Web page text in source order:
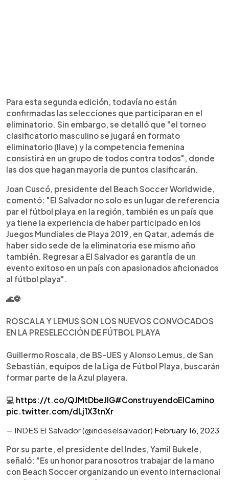
Para esta segunda edición, todavía no están
confirmadas las selecciones que participaran en el
eliminatorio. Sin embargo, se detalló que "el torneo
clasificatorio masculino se jugará en formato
eliminatorio (llave) y la competencia femenina
consistirá en un grupo de todos contra todos", donde
las dos que hagan mayoría de puntos clasificarán.
Joan Cuscó, presidente del Beach Soccer Worldwide,
comentó: "El Salvador no solo es un lugar de referencia
par el fútbol playa en la región, también es un país que
ya tiene la experiencia de haber participado en los
Juegos Mundiales de Playa 2019, en Qatar, además de
haber sido sede de la eliminatoria ese mismo año
también. Regresar a El Salvador es garantía de un
evento exitoso en un país con apasionados aficionados
al fútbol playa".
🌊⚽️
ROSCALA Y LEMUS SON LOS NUEVOS CONVOCADOS
EN LA PRESELECCIÓN DE FÚTBOL PLAYA
Guillermo Roscala, de BS-UES y Alonso Lemus, de San
Sebastián, equipos de la Liga de Fútbol Playa, buscarán
formar parte de la Azul playera.
💻 https://t.co/QJMtDbeJlG#ConstruyendoElCamino
pic.twitter.com/dLj1X3tnXr
— INDES El Salvador (@indeselsalvador) February 16, 2023
Por su parte, el presidente del Indes, Yamil Bukele,
señaló: "Es un honor para nosotros trabajar de la mano
con Beach Soccer organizando un evento internacional